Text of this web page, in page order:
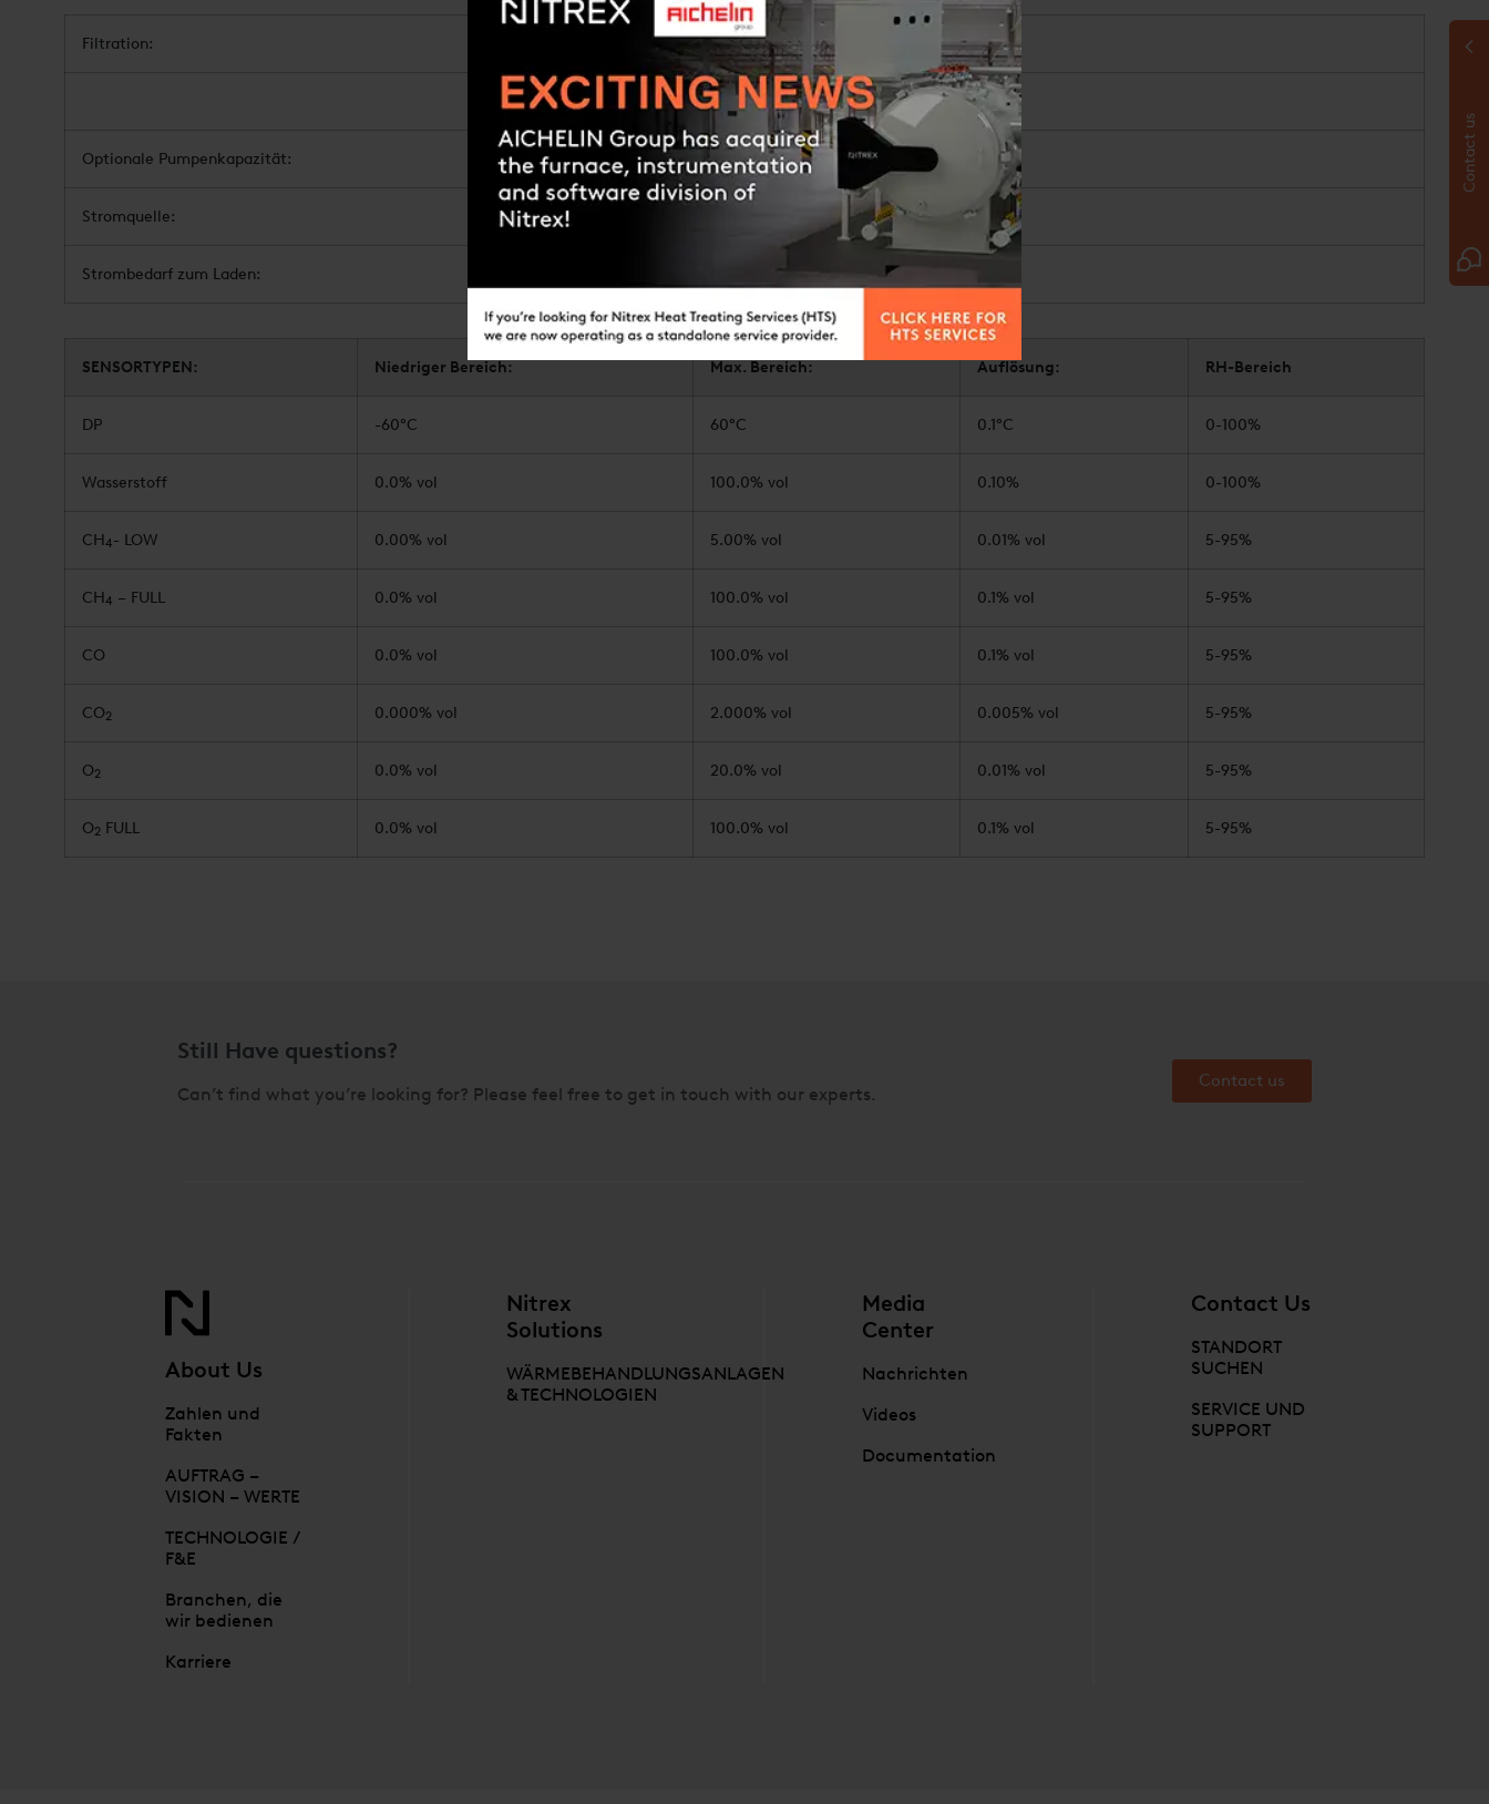
Filtration: Festkörper mit 0,5 Mikron
Koaleszenzfilter mit 0,3 Mikron
Optionale Pumpenkapazität: 16.3 CFH @ 1 PSI (7.7 L/min @ 69 mbar)
Stromquelle:
Strombedarf zum Laden:
SENSORTYPEN: Niedriger Bereich: Max. Bereich: Auflösung: RH-Bereich
DP -60°C 60°C 0.1°C 0-100%
Wasserstoff 0.0% vol 100.0% vol 0.10% 0-100%
CH4- LOW 0.00% vol 5.00% vol 0.01% vol 5-95%
CH4 – FULL 0.0% vol 100.0% vol 0.1% vol 5-95%
CO 0.0% vol 100.0% vol 0.1% vol 5-95%
CO2 0.000% vol 2.000% vol 0.005% vol 5-95%
O2 0.0% vol 20.0% vol 0.01% vol 5-95%
O2 FULL 0.0% vol 100.0% vol 0.1% vol 5-95%
Still Have questions?
Can’t find what you’re looking for? Please feel free to get in touch with our experts.
Contact us
About Us
Zahlen und
Fakten
AUFTRAG –
VISION – WERTE
TECHNOLOGIE /
F&E
Branchen, die
wir bedienen
Karriere
Nitrex
Solutions
WÄRMEBEHANDLUNGSANLAGEN
& TECHNOLOGIEN
Media
Center
Nachrichten
Videos
Documentation
Contact Us
STANDORT
SUCHEN
SERVICE UND
SUPPORT
Contact us